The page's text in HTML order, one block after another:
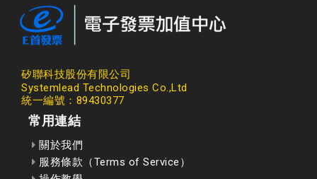
矽聯科技股份有限公司
Systemlead Technologies Co.,Ltd
統一編號：89430377
常用連結
關於我們
服務條款（Terms of Service）